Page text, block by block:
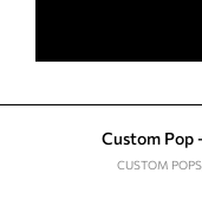
Custom Pop
CUSTOM POPS,